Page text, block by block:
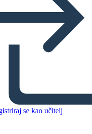
se kao učitelj
הירח הוא